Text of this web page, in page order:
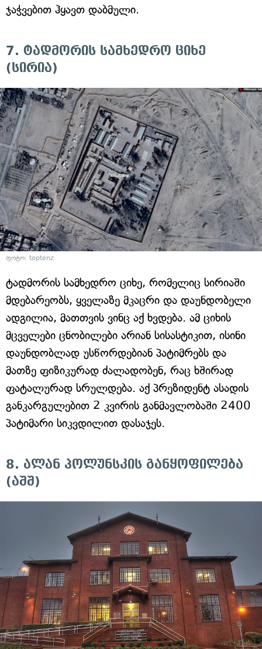
ჯაჭვებით ჰყავთ დაბმული.
7. ტადმორის სამხედრო ციხე
(სირია)
ფოტო: toptenz
ტადმორის სამხედრო ციხე, რომელიც სირიაში
მდებარეობს, ყველაზე მკაცრი და დაუნდობელი
ადგილია, მათთვის ვინც აქ ხვდება. ამ ციხის
მცველები ცნობილები არიან სისასტიკით, ისინი
დაუნდობლად უსწორდებიან პატიმრებს და
მათზე ფიზიკურად ძალადობენ, რაც ხშირად
ფატალურად სრულდება. აქ პრეზიდენტ ასადის
განკარგულებით 2 კვირის განმავლობაში 2400
პატიმარი სიკვდილით დასაჯეს.
8. ალან პოლუნსკის განყოფილება
(აშშ)